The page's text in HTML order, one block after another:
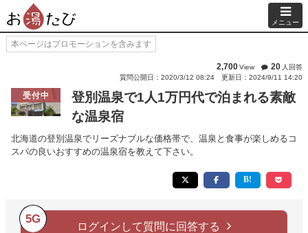
メニュー
本ページはプロモーションを含みます
2,700View 20 人回答
質問公開日：2020/3/12 08:24
更新日：2024/9/11 14:20
受付中
登別温泉で1人1万円代で泊まれる素敵
な温泉宿
北海道の登別温泉でリーズナブルな価格帯で、温泉と食事が楽しめるコ
スパの良いおすすめの温泉宿を教えて下さい。
5G
ログインして質問に回答する